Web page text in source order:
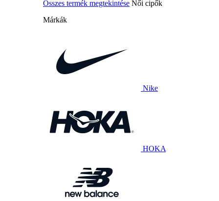
Összes termék megtekintése Női cipők
Márkák
Nike
HOKA